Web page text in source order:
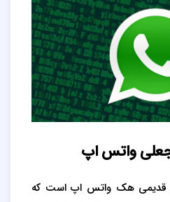
قدیمی هک واتس اپ است که